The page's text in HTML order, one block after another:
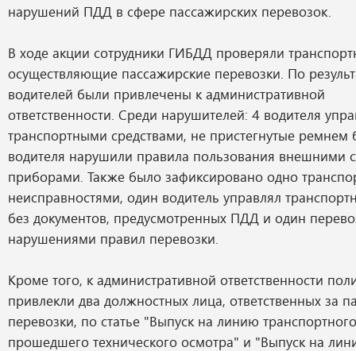
нарушений ПДД в сфере пассажирских перевозок.
В ходе акции сотрудники ГИБДД проверяли
осуществляющие пассажирские перевозки. По
водителей были привлечены к административной
ответственности. Среди нарушителей: 4 водителя
транспортными средствами, не пристегнутые ремнем
водителя нарушили правила пользования внешними
приборами. Также было зафиксировано одно
неисправностями, один водитель управлял
без документов, предусмотренных ПДД и один
нарушениями правил перевозки.
Кроме того, к административной ответственности
привлекли два должностных лица, ответственных за
перевозки, по статье "Выпуск на линию
прошедшего технического осмотра" и "Выпуск на